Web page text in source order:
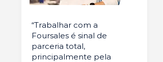
“Trabalhar com a
Foursales é sinal de
parceria total,
principalmente pela